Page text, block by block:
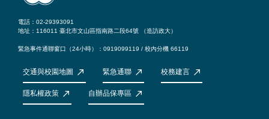
電話：02-29393091
地址：116011 臺北市文山區指南路二段64號 （造訪政大）
緊急事件通聯窗口（24小時）：0919099119 / 校內分機 66119
交通與校園地圖 緊急通聯 校務建言
隱私權政策 自辦品保專區